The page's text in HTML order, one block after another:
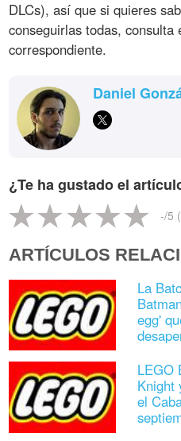
DLCs), así que si quieres
conseguirlas todas,
correspondiente.
Daniel
¿Te ha gustado el
-/5 (
ARTÍCULOS
La
egg'
LEGO
Knight
el